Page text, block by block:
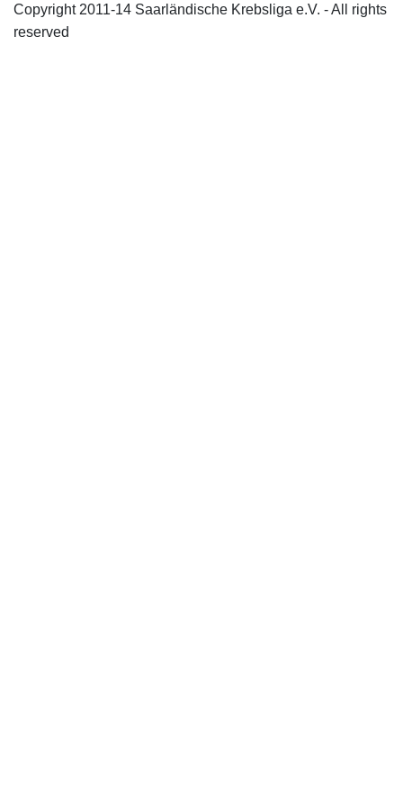
Copyright 2011-14 Saarländische Krebsliga e.V. - All rights
reserved